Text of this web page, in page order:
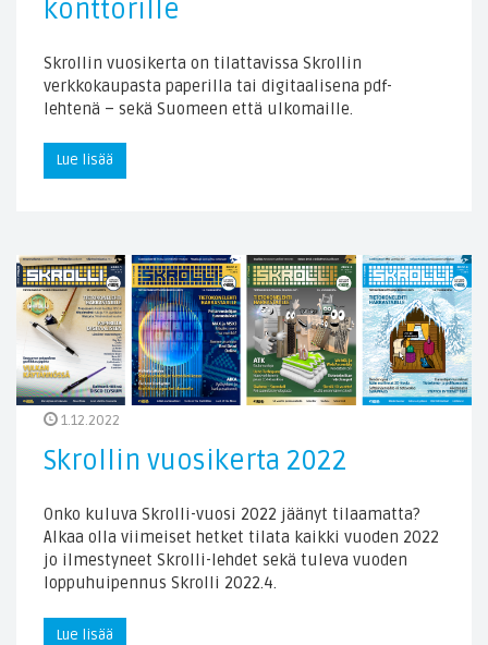
konttorille
Skrollin vuosikerta on tilattavissa Skrollin
verkkokaupasta paperilla tai digitaalisena pdf-
lehtenä – sekä Suomeen että ulkomaille.
Lue lisää
1.12.2022
Skrollin vuosikerta 2022
Onko kuluva Skrolli-vuosi 2022 jäänyt tilaamatta?
Alkaa olla viimeiset hetket tilata kaikki vuoden 2022
jo ilmestyneet Skrolli-lehdet sekä tuleva vuoden
loppuhuipennus Skrolli 2022.4.
Lue lisää